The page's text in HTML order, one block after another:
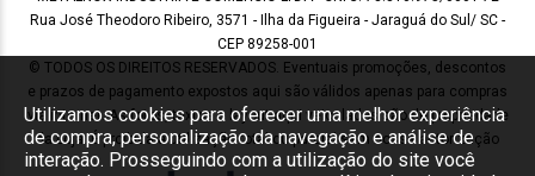
Rua José Theodoro Ribeiro, 3571 - Ilha da Figueira - Jaraguá do Sul/ SC -
CEP 89258-001
© TODOS OS DIREITOS RESERVADOS. Eventuais promoções, descontos
e prazos de pagamento expostos aqui são válidos apenas para compras
via internet. As fotos, textos e layout aqui veiculados são de propriedade
da Loja. É proibida a utilização total ou parcial sem nossa autorização
Utilizamos cookies para oferecer uma melhor experiência
de compra, personalização da navegação e análise de
interação. Prosseguindo com a utilização do site você